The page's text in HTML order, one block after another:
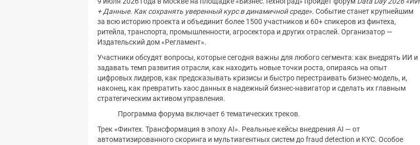
+ Данные. Как сохранять уверенный курс в динамичной среде». Событие станет крупнейшим
за всю историю проекта и объединит более 1500 участников и 60+ спикеров из финтеха,
ритейла, транспорта, промышленности, агросектора и других отраслей. Организатор —
Издательский дом «Регламент».
Участники обсудят вопросы, которые сегодня важны для любого сегмента: как внедрять ИИ и
задавать темп развития отрасли, как находить новые точки роста, опираясь на опыт
цифровых лидеров, как предсказывать кризисы и быстро перестраивать бизнес-модель, и,
наконец, как превратить хаос данных в надежный бизнес-навигатор и сделать их главным
стратегическим активом управления.
Программа форума включает 6 тематических треков.
Трек «Финтех. Трансформация в эпоху AI». Реальные кейсы внедрения AI — от
автоматизированного скоринга и мультиагентных систем до fraud detection и KYC. Особое